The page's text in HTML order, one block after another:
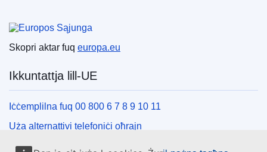
Skopri aktar fuq europa.eu
Ikkuntattja lill-UE
Iċċemplilna fuq 00 800 6 7 8 9 10 11
Uża alternattivi telefoniċi oħrajn
Iktbilna permezz tal-formola ta’ kuntatt tagħna